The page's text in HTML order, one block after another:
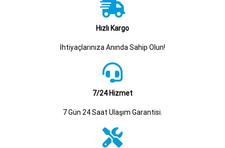
Hızlı Kargo
İhtiyaçlarınıza Anında Sahip Olun!
7/24 Hizmet
7 Gün 24 Saat Ulaşım Garantisi.